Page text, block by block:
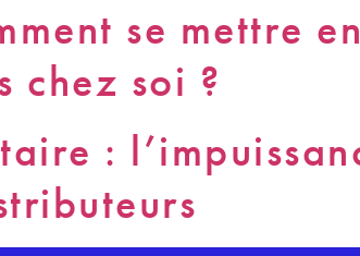
se mettre
chez soi ?
: